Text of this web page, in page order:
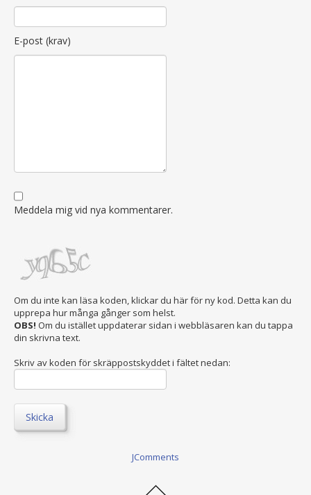
E-post (krav)
Meddela mig vid nya kommentarer.
Om du inte kan läsa koden, klickar du här för ny kod. Detta kan du
upprepa hur många gånger som helst.
OBS! Om du istället uppdaterar sidan i webbläsaren kan du tappa
din skrivna text.
Skriv av koden för skräppostskyddet i fältet nedan:
Skicka
JComments